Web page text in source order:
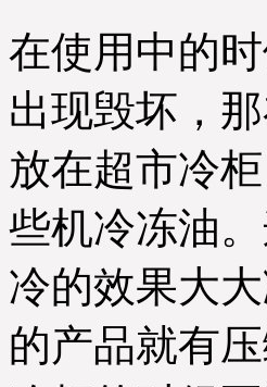
在使用中的
出现毁坏，
放在超市冷
些机冷冻油
冷的效果大
的产品就有